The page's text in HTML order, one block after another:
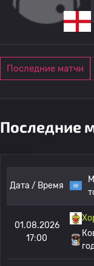
Последние матчи
Последние
Дата / Время
01.08.2026
17:00